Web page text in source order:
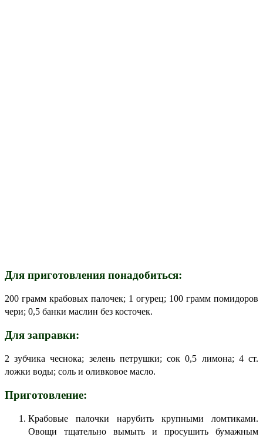
Для приготовления понадобиться:
200 грамм крабовых палочек; 1 огурец; 100 грамм помидоров
чери; 0,5 банки маслин без косточек.
Для заправки:
2 зубчика чеснока; зелень петрушки; сок 0,5 лимона; 4 ст.
ложки воды; соль и оливковое масло.
Приготовление:
Крабовые палочки нарубить крупными ломтиками.
Овощи тщательно вымыть и просушить бумажным